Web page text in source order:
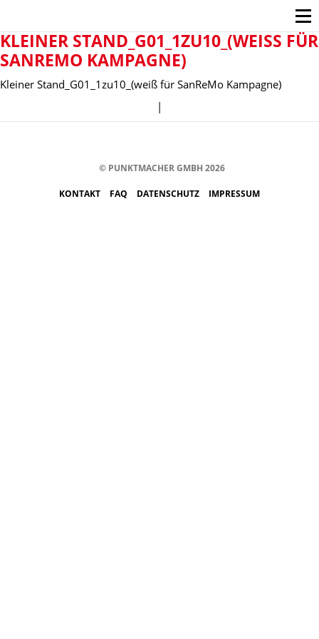
KLEINER STAND_G01_1ZU10_(WEISS FÜR S
ANREMO KAMPAGNE)
Kleiner Stand_G01_1zu10_(weiß für SanReMo Kampagne)
|
© PUNKTMACHER GMBH 2026
KONTAKT FAQ DATENSCHUTZ IMPRESSUM